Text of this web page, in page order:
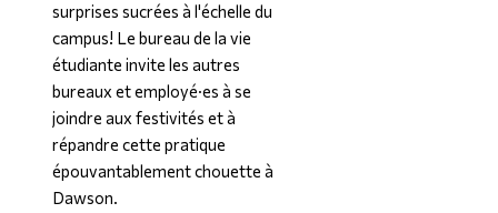
surprises sucrées à l'échelle du
campus! Le bureau de la vie
étudiante invite les autres
bureaux et employé·es à se
joindre aux festivités et à
répandre cette pratique
épouvantablement chouette à
Dawson.